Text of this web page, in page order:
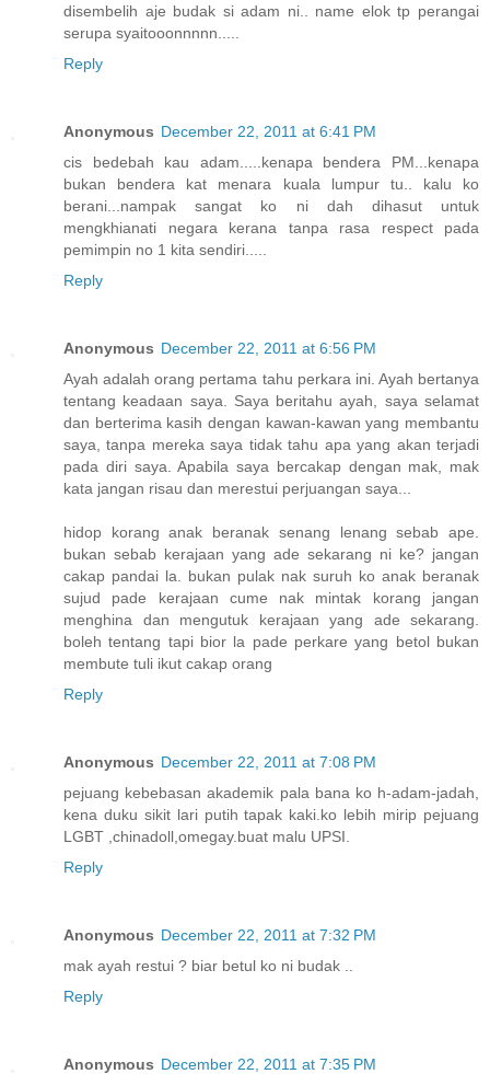
disembelih aje budak si adam ni.. name elok tp perangai
serupa syaitooonnnnn.....
Reply
Anonymous December 22, 2011 at 6:41 PM
cis bedebah kau adam.....kenapa bendera PM...kenapa
bukan bendera kat menara kuala lumpur tu.. kalu ko
berani...nampak sangat ko ni dah dihasut untuk
mengkhianati negara kerana tanpa rasa respect pada
pemimpin no 1 kita sendiri.....
Reply
Anonymous December 22, 2011 at 6:56 PM
Ayah adalah orang pertama tahu perkara ini. Ayah bertanya
tentang keadaan saya. Saya beritahu ayah, saya selamat
dan berterima kasih dengan kawan-kawan yang membantu
saya, tanpa mereka saya tidak tahu apa yang akan terjadi
pada diri saya. Apabila saya bercakap dengan mak, mak
kata jangan risau dan merestui perjuangan saya...
hidop korang anak beranak senang lenang sebab ape.
bukan sebab kerajaan yang ade sekarang ni ke? jangan
cakap pandai la. bukan pulak nak suruh ko anak beranak
sujud pade kerajaan cume nak mintak korang jangan
menghina dan mengutuk kerajaan yang ade sekarang.
boleh tentang tapi bior la pade perkare yang betol bukan
membute tuli ikut cakap orang
Reply
Anonymous December 22, 2011 at 7:08 PM
pejuang kebebasan akademik pala bana ko h-adam-jadah,
kena duku sikit lari putih tapak kaki.ko lebih mirip pejuang
LGBT ,chinadoll,omegay.buat malu UPSI.
Reply
Anonymous December 22, 2011 at 7:32 PM
mak ayah restui ? biar betul ko ni budak ..
Reply
Anonymous December 22, 2011 at 7:35 PM